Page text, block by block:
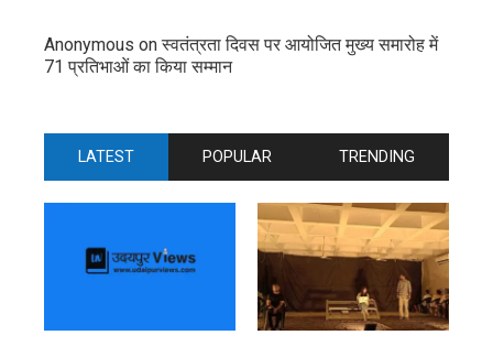
Anonymous onस्वतंत्रता दिवस पर आयोजित मुख्य समारोह में
71 प्रतिभाओं का किया सम्मान
LATEST POPULAR TRENDING